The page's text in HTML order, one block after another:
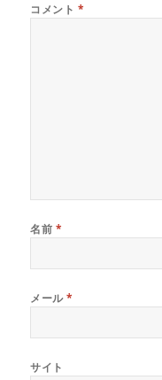
コメント *
名前 *
メール*
サイト